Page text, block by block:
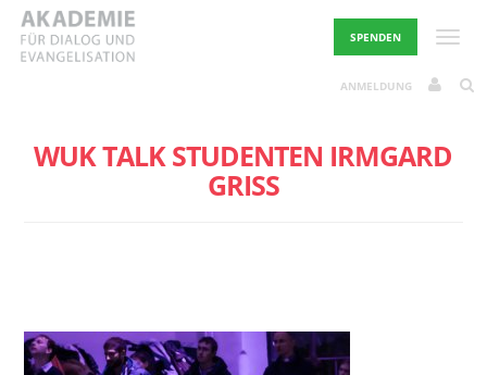
Skip
content
SPENDEN
ANMELDUNG
WUK TALK STUDENTEN IRMGARD
GRISS